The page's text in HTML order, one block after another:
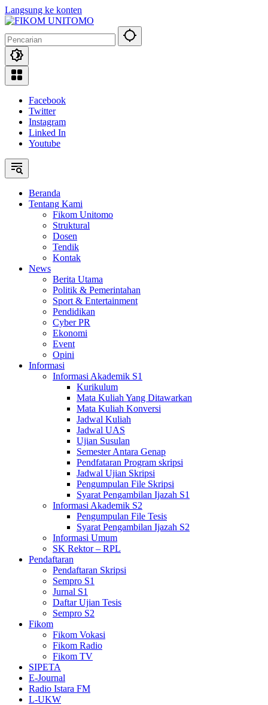
Langsung ke konten
Facebook
Twitter
Instagram
Linked In
Youtube
Beranda
Tentang Kami
Fikom Unitomo
Struktural
Dosen
Tendik
Kontak
News
Berita Utama
Politik & Pemerintahan
Sport & Entertainment
Pendidikan
Cyber PR
Ekonomi
Event
Opini
Informasi
Informasi Akademik S1
Kurikulum
Mata Kuliah Yang Ditawarkan
Mata Kuliah Konversi
Jadwal Kuliah
Jadwal UAS
Ujian Susulan
Semester Antara Genap
Pendfataran Program skripsi
Jadwal Ujian Skripsi
Pengumpulan File Skripsi
Syarat Pengambilan Ijazah S1
Informasi Akademik S2
Pengumpulan File Tesis
Syarat Pengambilan Ijazah S2
Informasi Umum
SK Rektor – RPL
Pendaftaran
Pendaftaran Skripsi
Sempro S1
Jurnal S1
Daftar Ujian Tesis
Sempro S2
Fikom
Fikom Vokasi
Fikom Radio
Fikom TV
SIPETA
E-Journal
Radio Istara FM
L-UKW